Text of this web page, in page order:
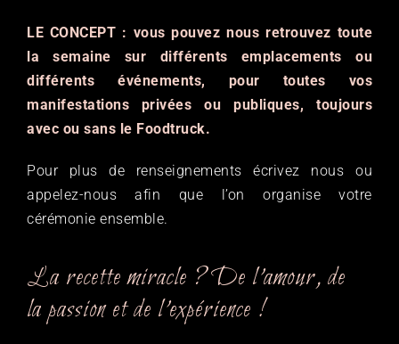
LE CONCEPT : vous pouvez nous retrouvez toute
la semaine sur différents emplacements ou
différents événements, pour toutes vos
manifestations privées ou publiques, toujours
avec ou sans le Foodtruck.
Pour plus de renseignements écrivez nous ou
appelez-nous afin que l’on organise votre
cérémonie ensemble.
La recette miracle ? De l’amour, de
la passion et de l’expérience !